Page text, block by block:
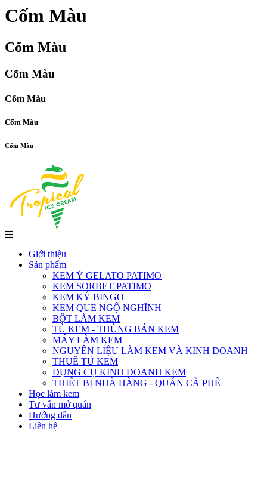
Cốm Màu
Cốm Màu
Cốm Màu
Cốm Màu
Cốm Màu
Cốm Màu
Giới thiệu
Sản phẩm
KEM Ý GELATO PATIMO
KEM SORBET PATIMO
KEM KÝ BINGO
KEM QUE NGỘ NGHĨNH
BỘT LÀM KEM
TỦ KEM - THÙNG BÁN KEM
MÁY LÀM KEM
NGUYÊN LIỆU LÀM KEM VÀ KINH DOANH
THUÊ TỦ KEM
DỤNG CỤ KINH DOANH KEM
THIẾT BỊ NHÀ HÀNG - QUÁN CÀ PHÊ
Học làm kem
Tư vấn mở quán
Hướng dẫn
Liên hệ